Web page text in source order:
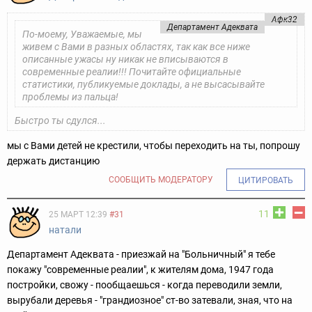
Афк32
Департамент Адеквата
По-моему, Уважаемые, мы
живем с Вами в разных областях, так как все ниже
описанные ужасы ну никак не вписываются в
современные реалии!!! Почитайте официальные
статистики, публикуемые доклады, а не высасывайте
проблемы из пальца!
Быстро ты сдулся...
мы с Вами детей не крестили, чтобы переходить на ты, попрошу
держать дистанцию
СООБЩИТЬ МОДЕРАТОРУ ЦИТИРОВАТЬ
11
25 МАРТ 12:39 #31
натали
Департамент Адеквата - приезжай на "Больничный" я тебе
покажу "современные реалии", к жителям дома, 1947 года
постройки, свожу - пообщаешься - когда переводили земли,
вырубали деревья - "грандиозное" ст-во затевали, зная, что на